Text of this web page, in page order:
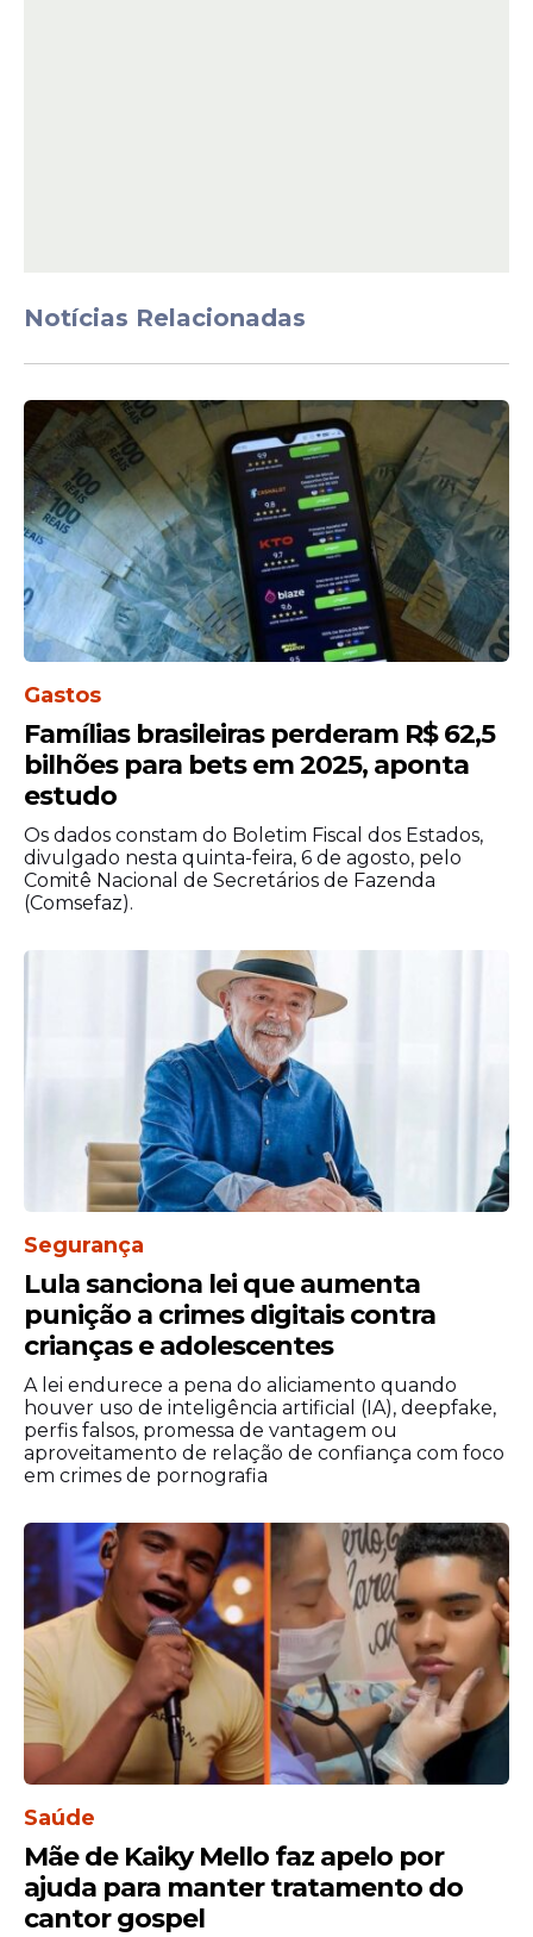
Leia Também
Parado
Caminhoneiros suspendem
greve nacional e dão prazo
ao governo Lula após alta
do diesel
Decisão
para investigar Lula por
homenagem em desfile de
escola de samba
Notícias Relacionadas
Gastos
Famílias brasileiras perderam R$ 62,5
bilhões para bets em 2025, aponta
estudo
Os dados constam do Boletim Fiscal dos Estados,
divulgado nesta quinta-feira, 6 de agosto, pelo
Comitê Nacional de Secretários de Fazenda
(Comsefaz).
Segurança
Lula sanciona lei que aumenta
punição a crimes digitais contra
crianças e adolescentes
A lei endurece a pena do aliciamento quando
houver uso de inteligência artificial (IA), deepfake,
perfis falsos, promessa de vantagem ou
aproveitamento de relação de confiança com foco
em crimes de pornografia
Saúde
Mãe de Kaiky Mello faz apelo por
ajuda para manter tratamento do
cantor gospel